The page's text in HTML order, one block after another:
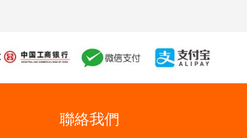
聯絡我們